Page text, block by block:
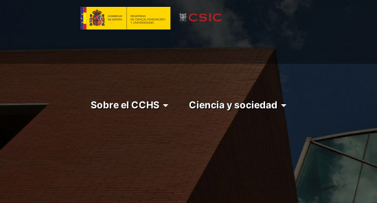
principal
Menu
Sobre el CCHS Ciencia y sociedad